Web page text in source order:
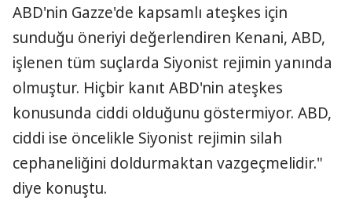
ABD'nin Gazze'de kapsamlı ateşkes için
sunduğu öneriyi değerlendiren Kenani, ABD,
işlenen tüm suçlarda Siyonist rejimin yanında
olmuştur. Hiçbir kanıt ABD'nin ateşkes
konusunda ciddi olduğunu göstermiyor. ABD,
ciddi ise öncelikle Siyonist rejimin silah
cephaneliğini doldurmaktan vazgeçmelidir."
diye konuştu.